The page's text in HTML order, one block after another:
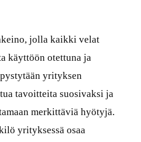
jolla kaikki velat
käyttöön otettuna ja
yrityksen
tavoitteita suosivaksi ja
merkittäviä hyötyjä.
yrityksessä osaa